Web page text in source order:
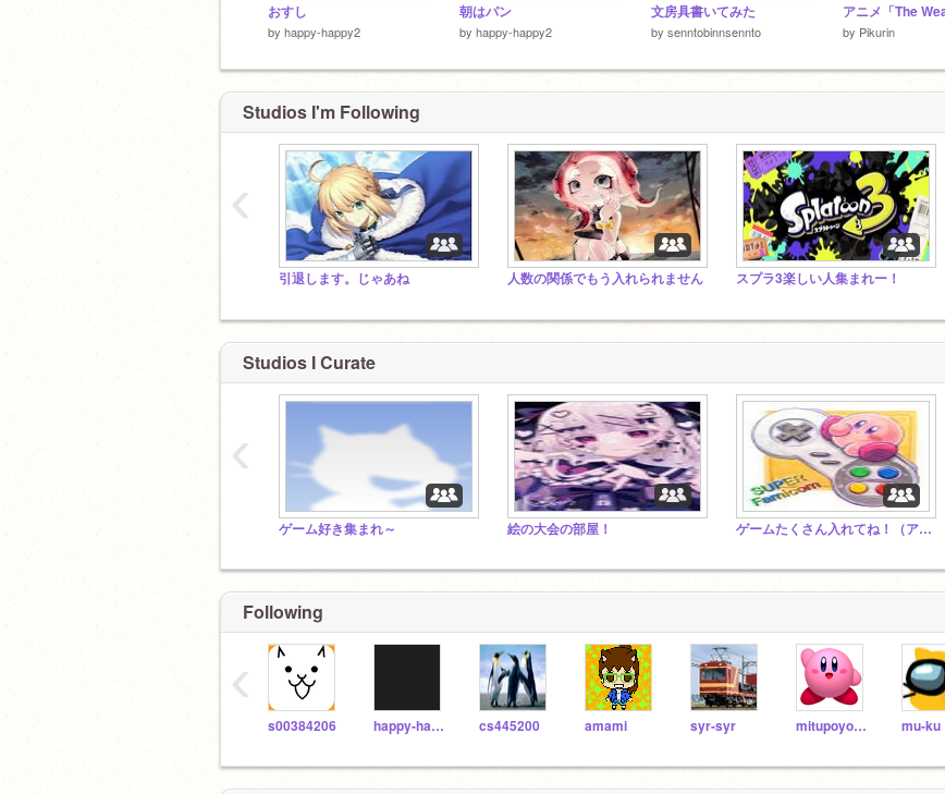
おすし
by happy-happy2
朝はパン
by happy-happy2
文房具書いてみた
by senntobinnsennto by Pikurin
Studios I'm Following
引退します。じゃあね 人数の関係でもう入れられません スプラ3楽しい人集まれー！
‹
Studios I Curate
ゲーム好き集まれ～ 絵の大会の部屋！ ゲームたくさん入れてね！（アニメも）
‹
Following
s00384206 happy-happy2 cs445200 amami syr-syr mitupoyokirby mu-ku
‹